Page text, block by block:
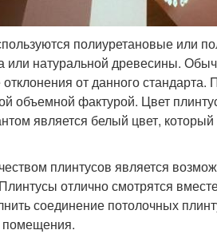
полиуретановые или
или натуральной древесины.
от данного
объемной фактурой. Цвет
является белый цвет, который
плинтусов является
отлично смотрятся
соединение потолочных
помещения.